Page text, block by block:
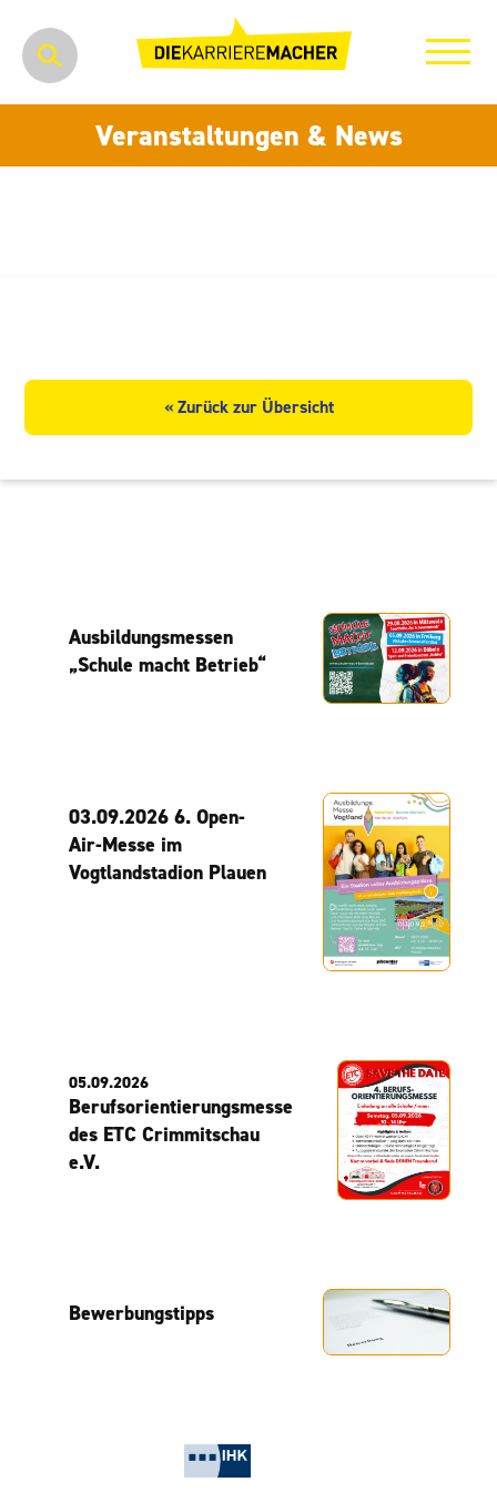
Veranstaltungen & News
« Zurück zur Übersicht
Ausbildungsmessen
„Schule macht Betrieb“
03.09.2026 6. Open-
Air-Messe im
Vogtlandstadion Plauen
05.09.2026
Berufsorientierungsmesse
des ETC Crimmitschau
e.V.
Bewerbungstipps